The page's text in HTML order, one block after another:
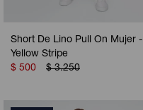
Short De Lino Pull On Mujer -
Yellow Stripe
$ 500 $ 3.250